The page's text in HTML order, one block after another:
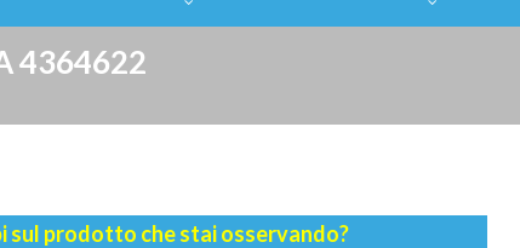
4364622
sul prodotto che stai osservando?